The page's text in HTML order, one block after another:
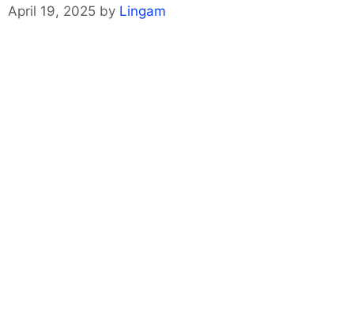
April 19, 2025 by Lingam